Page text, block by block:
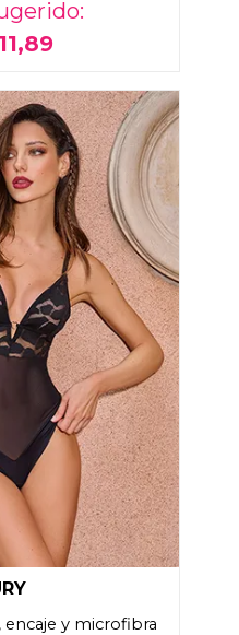
encaje y microfibra